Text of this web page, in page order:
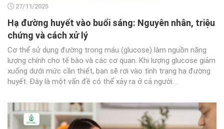
27/11/2025
Hạ đường huyết vào buổi sáng: Nguyên nhân, triệu
chứng và cách xử lý
Cơ thể sử dụng đường trong máu (glucose) làm nguồn năng
lượng chính cho tế bào và các cơ quan. Khi lượng glucose giảm
xuống dưới mức cần thiết, bạn sẽ rơi vào tình trạng hạ đường
huyết. Đây là một vấn đề có thể xảy ra ở cả người...